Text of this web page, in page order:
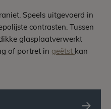
Speels uitgevoerd in
contrasten. Tussen
glasplaatverwerkt
of portret in geëtst kan